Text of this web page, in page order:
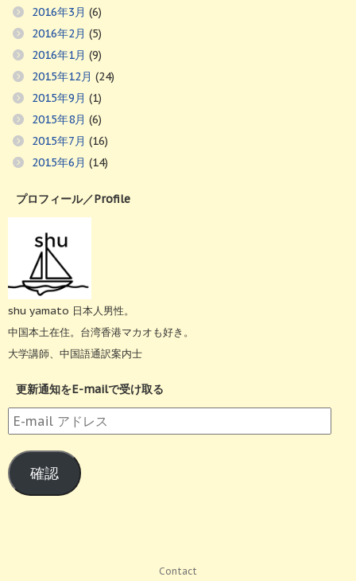
2016年3月 (6)
2016年2月 (5)
2016年1月 (9)
2015年12月 (24)
2015年9月 (1)
2015年8月 (6)
2015年7月 (16)
2015年6月 (14)
プロフィール／Profile
shu yamato 日本人男性。
中国本土在住。台湾香港マカオも好き。
大学講師、中国語通訳案内士
更新通知をE-mailで受け取る
E-
mail
ア
ド
レ
確認
Contact